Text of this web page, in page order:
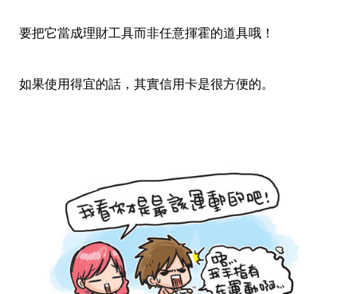
要把它當成理財工具而非任意揮霍的道具哦！
如果使用得宜的話，其實信用卡是很方便的。